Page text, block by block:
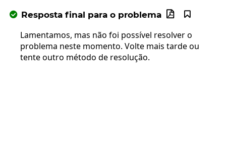
 Resposta final para o problema 

Lamentamos, mas não foi possível resolver o
problema neste momento. Volte mais tarde ou
tente outro método de resolução.